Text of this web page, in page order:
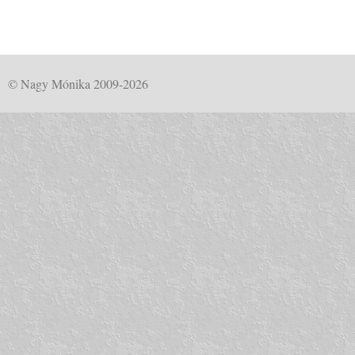
© Nagy Mónika 2009-2026